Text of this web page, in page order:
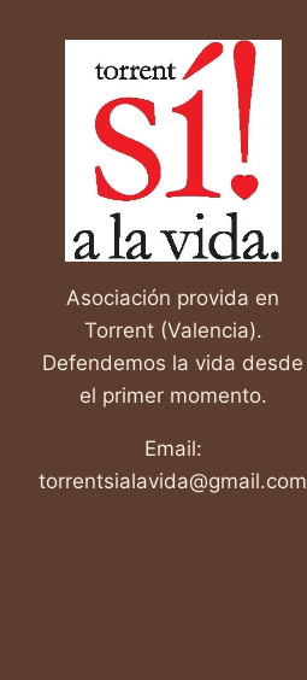
A
TODOS
QUE
LUCHAN
CONTRA
LA
Asociación provida en
Torrent (Valencia).
Defendemos la vida desde
el primer momento.
Email:
torrentsialavida@gmail.com